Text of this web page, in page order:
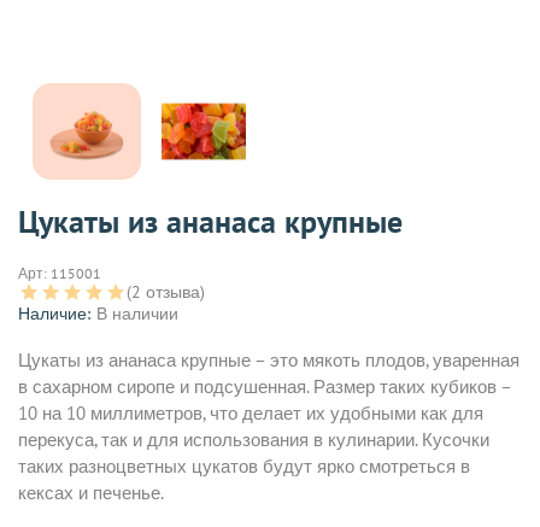
Цукаты из ананаса крупные
Арт: 115001
(2 отзыва)
Наличие: В наличии
Цукаты из ананаса крупные – это мякоть плодов, уваренная
в сахарном сиропе и подсушенная. Размер таких кубиков –
10 на 10 миллиметров, что делает их удобными как для
перекуса, так и для использования в кулинарии. Кусочки
таких разноцветных цукатов будут ярко смотреться в
кексах и печенье.